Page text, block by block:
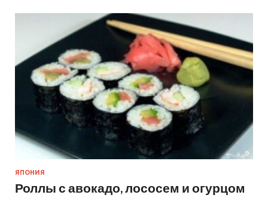
ЯПОНИЯ
Роллы с авокадо, лососем и огурцом